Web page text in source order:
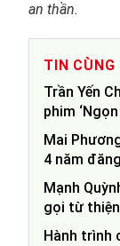
an thần.
TIN CÙNG
Trần Yến
phim
Mai
4 năm
Mạnh
gọi từ thiện
Hành trình